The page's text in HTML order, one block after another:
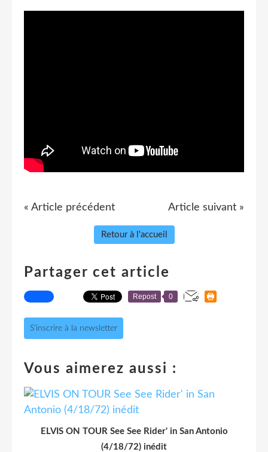
« Article précédent Article suivant »
Retour à l'accueil
Partager cet article
Repost 0
S'inscrire à la newsletter
Vous aimerez aussi :
ELVIS ON TOUR See See Rider' in San Antonio
(4/18/72) inédit